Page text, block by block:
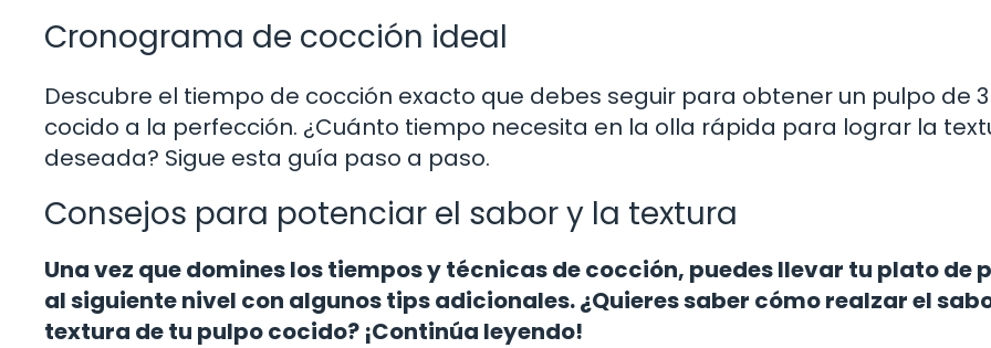
Cronograma de cocción ideal
Descubre el tiempo de cocción exacto que debes seguir para obtener un pulpo de
cocido a la perfección. ¿Cuánto tiempo necesita en la olla rápida para lograr la
deseada? Sigue esta guía paso a paso.
Consejos para potenciar el sabor y la textura
Una vez que domines los tiempos y técnicas de cocción, puedes llevar tu plato de
al siguiente nivel con algunos tips adicionales. ¿Quieres saber cómo realzar el
textura de tu pulpo cocido? ¡Continúa leyendo!